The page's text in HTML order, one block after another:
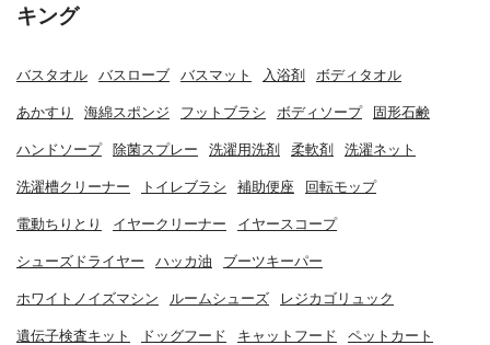
キング
バスタオル バスローブ バスマット 入浴剤 ボディタオル
あかすり 海綿スポンジ フットブラシ ボディソープ 固形石鹸
ハンドソープ 除菌スプレー 洗濯用洗剤 柔軟剤 洗濯ネット
洗濯槽クリーナー トイレブラシ 補助便座 回転モップ
電動ちりとり イヤークリーナー イヤースコープ
シューズドライヤー ハッカ油 ブーツキーパー
ホワイトノイズマシン ルームシューズ レジカゴリュック
遺伝子検査キット ドッグフード キャットフード ペットカート